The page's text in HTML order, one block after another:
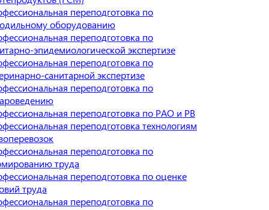
переподготовка по
оборудованию
переподготовка по
эпидемиологической экспертизе
переподготовка по
санитарной экспертизе
переподготовка по
переподготовка по РАО и РВ
переподготовка технологиям
переподготовка по
труда
переподготовка по оценке
труда
переподготовка по